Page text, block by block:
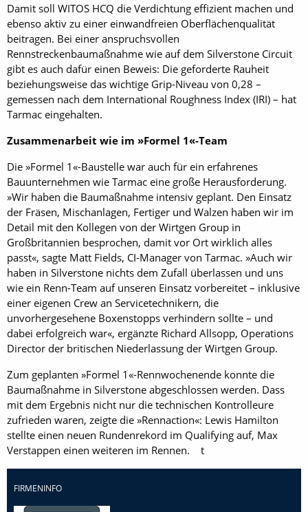
Damit soll WITOS HCQ die Verdichtung effizient machen und
ebenso aktiv zu einer einwandfreien Oberflächenqualität
beitragen. Bei einer anspruchsvollen
Rennstreckenbaumaßnahme wie auf dem Silverstone Circuit
gibt es auch dafür einen Beweis: Die geforderte Rauheit
beziehungsweise das wichtige Grip-Niveau von 0,28 –
gemessen nach dem International Roughness Index (IRI) – hat
Tarmac eingehalten.
Zusammenarbeit wie im »Formel 1«-Team
Die »Formel 1«-Baustelle war auch für ein erfahrenes
Bauunternehmen wie Tarmac eine große Herausforderung.
»Wir haben die Baumaßnahme intensiv geplant. Den Einsatz
der Fräsen, Mischanlagen, Fertiger und Walzen haben wir im
Detail mit den Kollegen von der Wirtgen Group in
Großbritannien besprochen, damit vor Ort wirklich alles
passt«, sagte Matt Fields, CI-Manager von Tarmac. »Auch wir
haben in Silverstone nichts dem Zufall überlassen und uns
wie ein Renn-Team auf unseren Einsatz vorbereitet – inklusive
einer eigenen Crew an Servicetechnikern, die
unvorhergesehene Boxenstopps verhindern sollte – und
dabei erfolgreich war«, ergänzte Richard Allsopp, Operations
Director der britischen Niederlassung der Wirtgen Group.
Zum geplanten »Formel 1«-Rennwochenende konnte die
Baumaßnahme in Silverstone abgeschlossen werden. Dass
mit dem Ergebnis nicht nur die technischen Kontrolleure
zufrieden waren, zeigte die »Rennaction«: Lewis Hamilton
stellte einen neuen Rundenrekord im Qualifying auf, Max
Verstappen einen weiteren im Rennen. t
FIRMENINFO